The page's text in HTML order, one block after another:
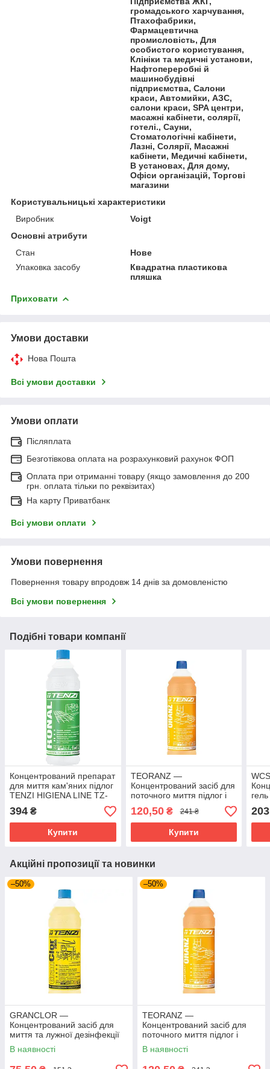
громадського харчування,
Птахофабрики,
Фармацевтична
промисловість, Для
особистого користування,
Клініки та медичні установи,
Нафтопереробні й
машинобудівні
підприємства, Салони
краси, Автомийки, АЗС,
салони краси, SPA центри,
масажні кабінети, солярії,
готелі., Сауни,
Стоматологічні кабінети,
Лазні, Солярії, Масажні
кабінети, Медичні кабінети,
В установах, Для дому,
Офіси організацій, Торгові
магазини
Користувальницькі характеристики
Виробник
Voigt
Основні атрибути
Стан
Нове
Упаковка засобу
Квадратна пластикова
пляшка
Приховати
Умови доставки
Нова Пошта
Всі умови доставки
Умови оплати
Післяплата
Безготівкова оплата на розрахунковий рахунок ФОП
Оплата при отриманні товару (якщо замовлення до 200
грн. оплата тільки по реквізитах)
На карту Приватбанк
Всі умови оплати
Умови повернення
Повернення товару впродовж 14 днів за домовленістю
Всі умови повернення
Подібні товари компанії
Концентрований препарат
для миття кам'яних підлог
TENZI HIGIENA LINE TZ-
RONAL 1 л
394 ₴
Купити
TEORANZ —
Концентрований засіб для
поточного миття підлог і
обладнання інтер'єру 1 л
120,50₴ 241 ₴
Купити
203
Акційні пропозиції та новинки
–50%
GRANCLOR —
Концентрований засіб для
миття та лужної дезінфекції
— активний хлор 1 л
В наявності
–50%
TEORANZ —
Концентрований засіб для
поточного миття підлог і
обладнання інтер'єру 1 л
В наявності